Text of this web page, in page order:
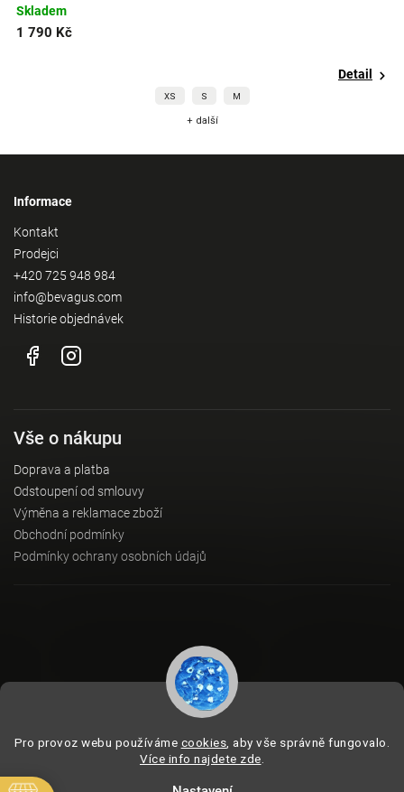
Pro provoz webu používáme cookies , aby vše správně fungovalo.
Více info najdete zde
Skladem
1 790 Kč
Detail
XS S M
+ další
Informace
Kontakt
Prodejci
+420 725 948 984
info@bevagus.com
Historie objednávek
Vše o nákupu
Doprava a platba
Odstoupení od smlouvy
Výměna a reklamace zboží
Obchodní podmínky
Podmínky ochrany osobních údajů